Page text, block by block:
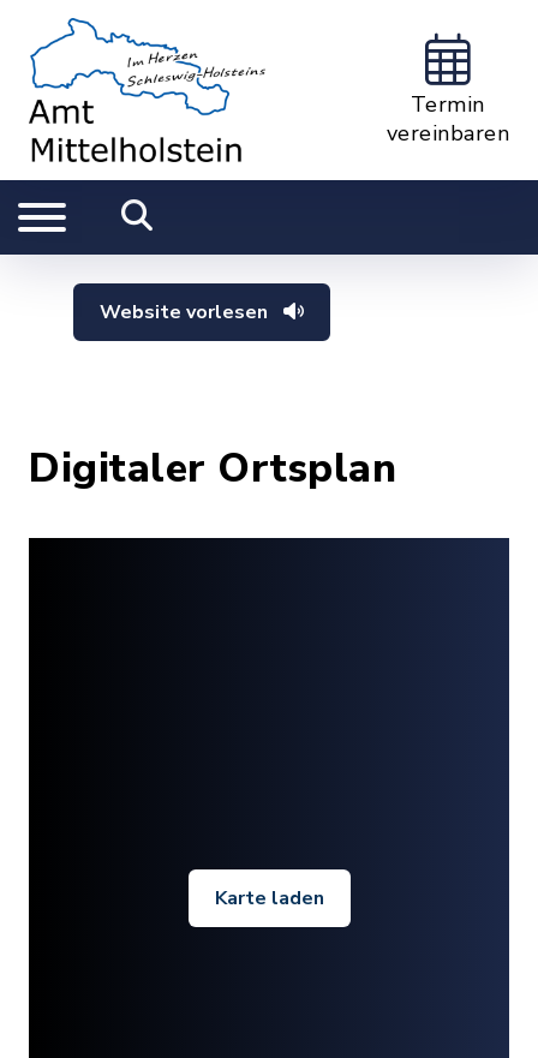
Termin
vereinbaren
Website vorlesen
Digitaler Ortsplan
Karte laden